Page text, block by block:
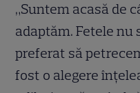
„Suntem acasă de
adaptăm. Fetele
preferat să
fost o alegere